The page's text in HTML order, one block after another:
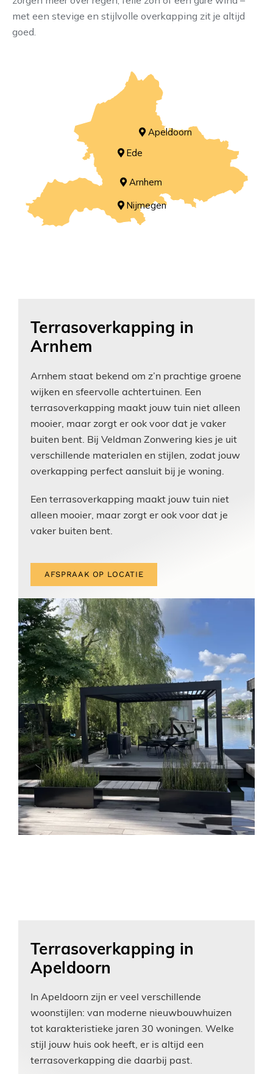
Contact
met een stevige en stijlvolle overkapping zit je altijd
goed.
Arnhem
Apeldoorn
Nijmegen
Ede
Terrasoverkapping in
Arnhem
Arnhem staat bekend om z’n prachtige groene
wijken en sfeervolle achtertuinen. Een
terrasoverkapping maakt jouw tuin niet alleen
mooier, maar zorgt er ook voor dat je vaker
buiten bent. Bij Veldman Zonwering kies je uit
verschillende materialen en stijlen, zodat jouw
overkapping perfect aansluit bij je woning.
Een terrasoverkapping maakt jouw tuin niet
alleen mooier, maar zorgt er ook voor dat je
vaker buiten bent.
AFSPRAAK OP LOCATIE
Terrasoverkapping in
Apeldoorn
In Apeldoorn zijn er veel verschillende
woonstijlen: van moderne nieuwbouwhuizen
tot karakteristieke jaren 30 woningen. Welke
stijl jouw huis ook heeft, er is altijd een
terrasoverkapping die daarbij past.